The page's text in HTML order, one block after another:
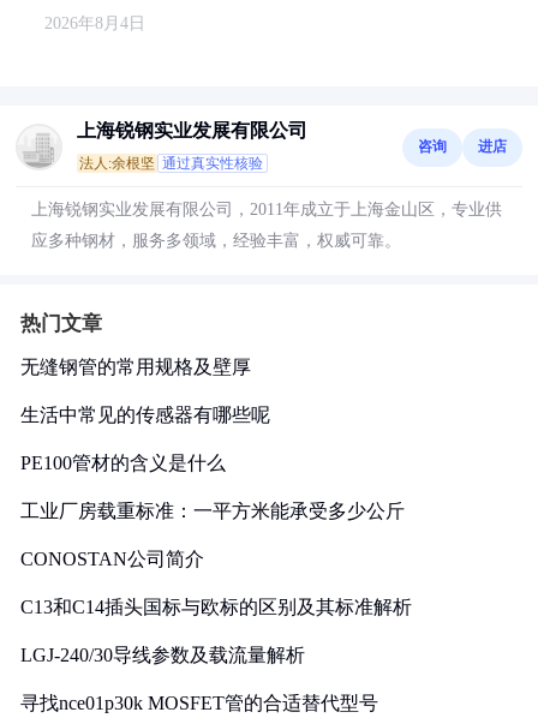
2026年8月4日
上海锐钢实业发展有限公司
法人:余根坚 通过真实性核验
咨询 进店
上海锐钢实业发展有限公司，2011年成立于上海金山区，专业供
应多种钢材，服务多领域，经验丰富，权威可靠。
热门文章
无缝钢管的常用规格及壁厚
生活中常见的传感器有哪些呢
PE100管材的含义是什么
工业厂房载重标准：一平方米能承受多少公斤
CONOSTAN公司简介
C13和C14插头国标与欧标的区别及其标准解析
LGJ-240/30导线参数及载流量解析
寻找nce01p30k MOSFET管的合适替代型号